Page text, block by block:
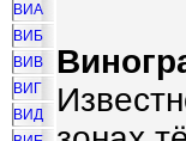
ВИА
ВИБ
ВИВ
ВИГ
ВИД